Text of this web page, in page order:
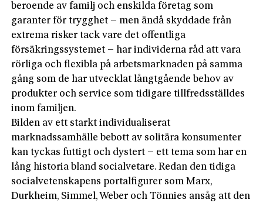
beroende av familj och enskilda företag som
garanter för trygghet – men ändå skyddade från
extrema risker tack vare det offentliga
försäkringssystemet – har individerna råd att vara
rörliga och flexibla på arbetsmarknaden på samma
gång som de har utvecklat långtgående behov av
produkter och service som tidigare tillfredsställdes
inom familjen.
Bilden av ett starkt individualiserat
marknadssamhälle bebott av solitära konsumenter
kan tyckas futtigt och dystert – ett tema som har en
lång historia bland socialvetare. Redan den tidiga
socialvetenskapens portalfigurer som Marx,
Durkheim, Simmel, Weber och Tönnies ansåg att den